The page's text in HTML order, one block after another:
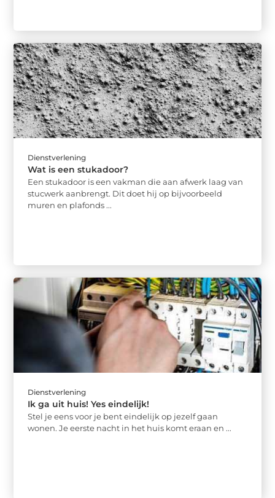
Dienstverlening
Wat is een stukadoor?
Een stukadoor is een vakman die aan afwerk laag van
stucwerk aanbrengt. Dit doet hij op bijvoorbeeld
muren en plafonds ...
Dienstverlening
Ik ga uit huis! Yes eindelijk!
Stel je eens voor je bent eindelijk op jezelf gaan
wonen. Je eerste nacht in het huis komt eraan en ...